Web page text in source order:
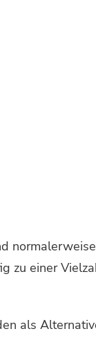
zu einer
als